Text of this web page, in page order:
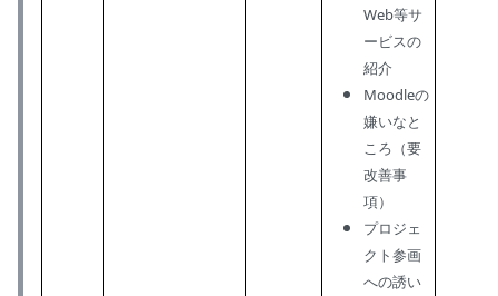
Web等サ
ービスの
紹介
Moodleの
嫌いなと
ころ（要
改善事
項）
プロジェ
クト参画
への誘い